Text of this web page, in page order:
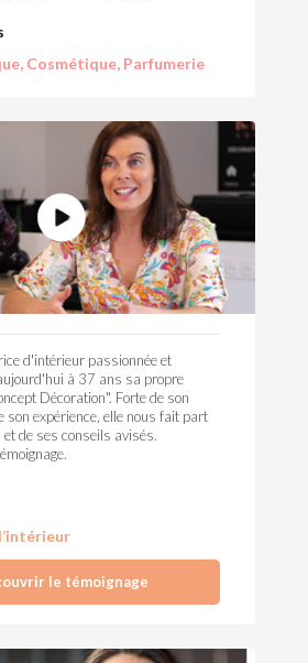
Cosmétique, Parfumerie
d'intérieur passionnée et
à 37 ans sa propre
Décoration". Forte de son
son expérience, elle nous fait part
de ses conseils avisés.
le témoignage